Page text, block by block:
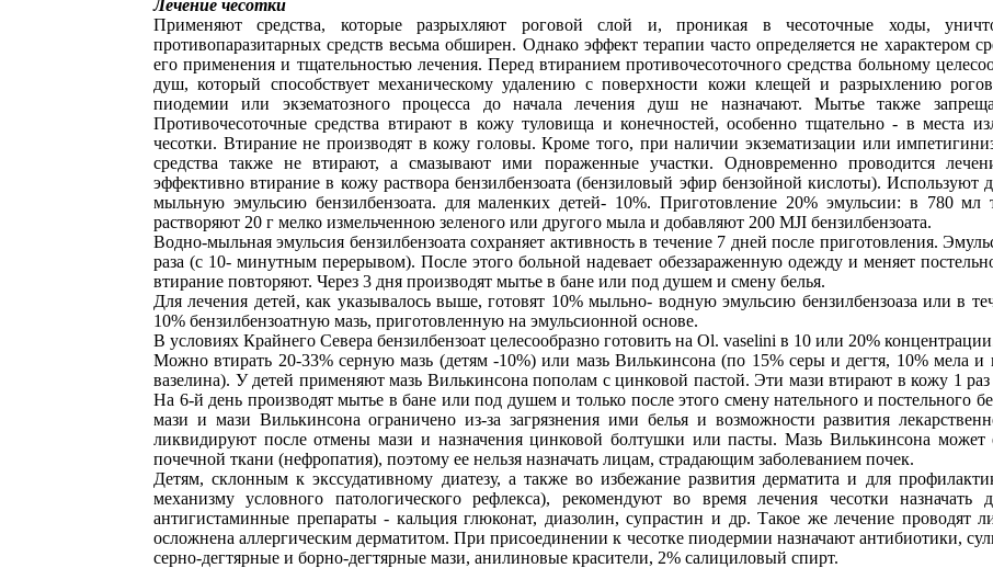
Лечение чесотки
Применяют средства, которые разрыхляют роговой слой и, проникая в чесоточные ходы,
противопаразитарных средств весьма обширен. Однако эффект терапии часто определяется не характером
его применения и тщательностью лечения. Перед втиранием противочесоточного средства больному
душ, который способствует механическому удалению с поверхности кожи клещей и разрыхлению
пиодемии или экзематозного процесса до начала лечения душ не назначают. Мытье также
Противочесоточные средства втирают в кожу туловища и конечностей, особенно тщательно - в места
чесотки. Втирание не производят в кожу головы. Кроме того, при наличии экзематизации или
средства также не втирают, а смазывают ими пораженные участки. Одновременно проводится
эффективно втирание в кожу раствора бензилбензоата (бензиловый эфир бензойной кислоты). Используют
мыльную эмульсию бензилбензоата. для маленких детей- 10%. Приготовление 20% эмульсии: в 780 мл
растворяют 20 г мелко измельченною зеленого или другого мыла и добавляют 200 MJI бензилбензоата.
Водно-мыльная эмульсия бензилбензоата сохраняет активность в течение 7 дней после приготовления.
раза (с 10- минутным перерывом). После этого больной надевает обеззараженную одежду и меняет
втирание повторяют. Через 3 дня производят мытье в бане или под душем и смену белья.
Для лечения детей, как указывалось выше, готовят 10% мыльно- водную эмульсию бензилбензоаза или в
10% бензилбензоатную мазь, приготовленную на эмульсионной основе.
В условиях Крайнего Севера бензилбензоат целесообразно готовить на Ol. vaselini в 10 или 20%
Можно втирать 20-33% серную мазь (детям -10%) или мазь Вилькинсона (по 15% серы и дегтя, 10% мела и
вазелина). У детей применяют мазь Вилькинсона пополам с цинковой пастой. Эти мази втирают в кожу 1 раз
На 6-й день производят мытье в бане или под душем и только после этого смену нательного и постельного
мази и мази Вилькинсона ограничено из-за загрязнения ими белья и возможности развития
ликвидируют после отмены мази и назначения цинковой болтушки или пасты. Мазь Вилькинсона может
почечной ткани (нефропатия), поэтому ее нельзя назначать лицам, страдающим заболеванием почек.
Детям, склонным к экссудативному диатезу, а также во избежание развития дерматита и для
механизму условного патологического рефлекса), рекомендуют во время лечения чесотки назначать
антигистаминные препараты - кальция глюконат, диазолин, супрастин и др. Такое же лечение проводят
осложнена аллергическим дерматитом. При присоединении к чесотке пиодермии назначают антибиотики,
серно-дегтярные и борно-дегтярные мази, анилиновые красители, 2% салициловый спирт.